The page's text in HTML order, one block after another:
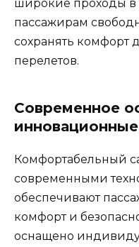
широкие проходы в
пассажирам
сохранять комфорт
перелетов.
Современное
Комфортабельный
современными
обеспечивают
комфорт и
оснащено